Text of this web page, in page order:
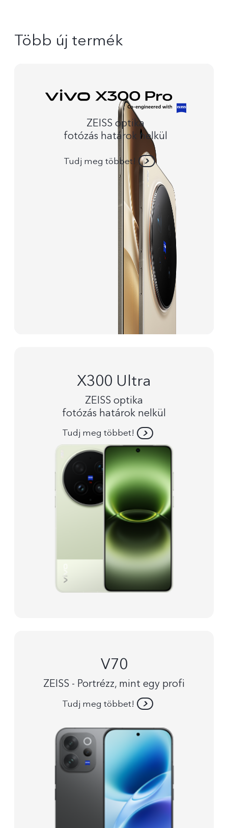
Több új termék
ZEISS optika
fotózás határok nelkül
Tudj meg többet!
X300 Ultra
ZEISS optika
fotózás határok nelkül
Tudj meg többet!
V70
ZEISS - Portrézz, mint egy profi
Tudj meg többet!